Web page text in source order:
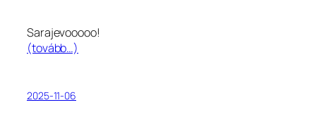
Sarajevooooo!
(tovább…)
2025-11-06